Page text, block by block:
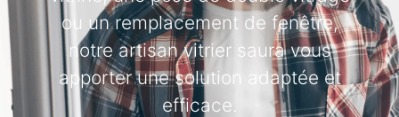
ou un remplacement de fenêtre,
notre artisan vitrier saura vous
apporter une solution adaptée et
efficace.